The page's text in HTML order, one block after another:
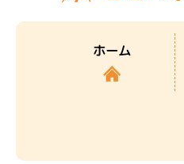
ホーム